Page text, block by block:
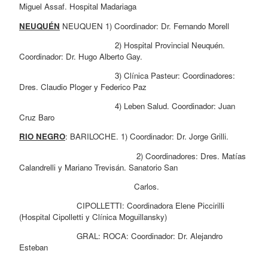
Miguel Assaf. Hospital Madariaga
NEUQUÉN NEUQUEN 1) Coordinador: Dr. Fernando Morell
2) Hospital Provincial Neuquén.
Coordinador: Dr. Hugo Alberto Gay.
3) Clínica Pasteur: Coordinadores:
Dres. Claudio Ploger y Federico Paz
4) Leben Salud. Coordinador: Juan
Cruz Baro
RIO NEGRO: BARILOCHE. 1) Coordinador: Dr. Jorge Grilli.
2) Coordinadores: Dres. Matías
Calandrelli y Mariano Trevisán. Sanatorio San
Carlos.
CIPOLLETTI: Coordinadora Elene Piccirilli
(Hospital Cipolletti y Clínica Moguillansky)
GRAL: ROCA: Coordinador: Dr. Alejandro
Esteban